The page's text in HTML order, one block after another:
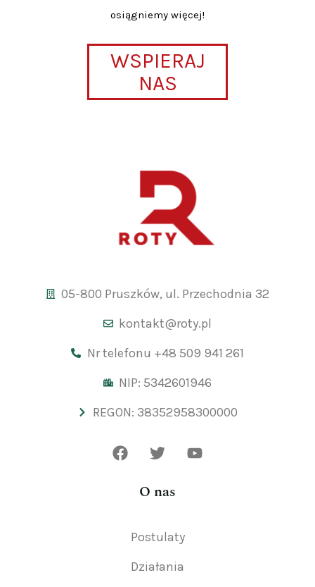
osiągniemy więcej!
WSPIERAJ
NAS
05-800 Pruszków, ul. Przechodnia 32
kontakt@roty.pl
Nr telefonu +48 509 941 261
NIP: 5342601946
REGON: 38352958300000
O nas
Postulaty
Działania